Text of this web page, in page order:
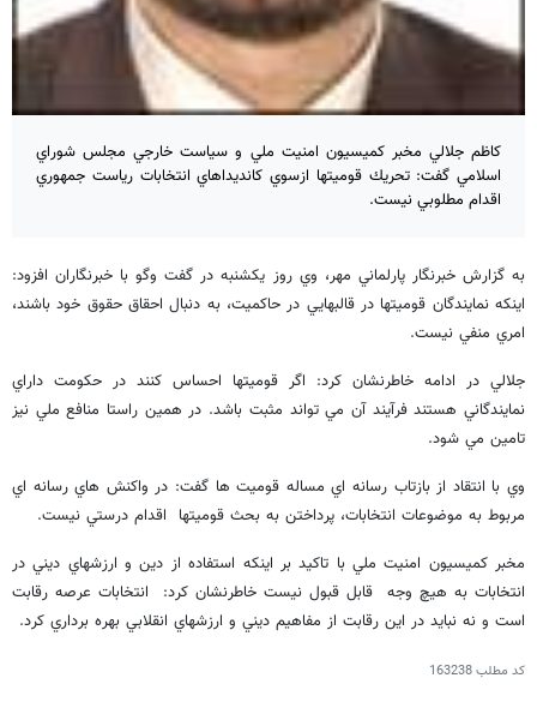
كاظم جلالي مخبر كميسيون امنيت ملي و سياست خارجي مجلس شوراي
اسلامي گفت: تحريك قوميتها ازسوي كانديداهاي انتخابات رياست جمهوري
اقدام مطلوبي نيست.
به گزارش خبرنگار پارلماني مهر، وي روز يكشنبه در گفت وگو با خبرنگاران افزود:
اينكه نمايندگان قوميتها در قالبهايي در حاكميت، به دنبال احقاق حقوق خود باشند،
امري منفي نيست.
جلالي در ادامه خاطرنشان كرد: اگر قوميتها احساس كنند در حكومت داراي
نمايندگاني هستند فرآيند آن مي تواند مثبت باشد. در همين راستا منافع ملي نيز
تامين مي شود.
وي با انتقاد از بازتاب رسانه اي مساله قوميت ها گفت: در واكنش هاي رسانه اي
مربوط به موضوعات انتخابات، پرداختن به بحث قوميتها اقدام درستي نيست.
مخبر كميسيون امنيت ملي با تاكيد بر اينكه استفاده از دين و ارزشهاي ديني در
انتخابات به هيچ وجه قابل قبول نيست خاطرنشان كرد: انتخابات عرصه رقابت
است و نه نبايد در اين رقابت از مفاهيم ديني و ارزشهاي انقلابي بهره برداري كرد.
کد مطلب163238